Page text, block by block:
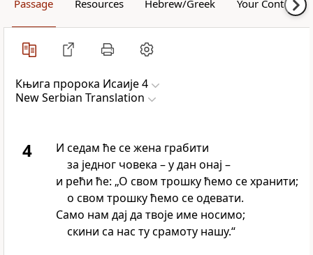
Passage Resources Hebrew/Greek Your Content
Књига пророка Исаије 4
New Serbian Translation
4
И седам ће се жена грабити
за једног човека – у дан онај –
и рећи ће: „О свом трошку ћемо се хранити;
о свом трошку ћемо се одевати.
Само нам дај да твоје име носимо;
скини са нас ту срамоту нашу.“